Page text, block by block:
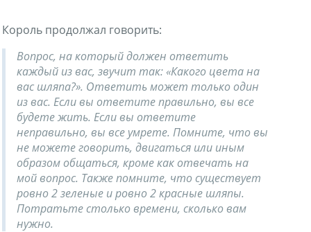
Король продолжал говорить:
Вопрос, на который должен ответить
каждый из вас, звучит так: «Какого цвета на
вас шляпа?». Ответить может только один
из вас. Если вы ответите правильно, вы все
будете жить. Если вы ответите
неправильно, вы все умрете. Помните, что вы
не можете говорить, двигаться или иным
образом общаться, кроме как отвечать на
мой вопрос. Также помните, что существует
ровно 2 зеленые и ровно 2 красные шляпы.
Потратьте столько времени, сколько вам
нужно.